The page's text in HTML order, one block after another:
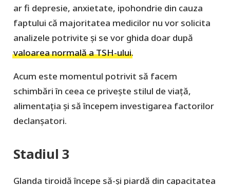
ar fi depresie, anxietate, ipohondrie din cauza
faptului că majoritatea medicilor nu vor solicita
analizele potrivite și se vor ghida doar după
valoarea normală a TSH-ului.
Acum este momentul potrivit să facem
schimbări în ceea ce privește stilul de viață,
alimentația și să începem investigarea factorilor
declanșatori.
Stadiul 3
Glanda tiroidă începe să-și piardă din capacitatea